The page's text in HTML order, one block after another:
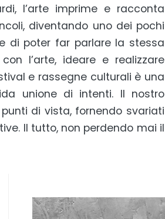
l’arte imprime e racconta
diventando uno dei pochi
di poter far parlare la stessa
l’arte, ideare e realizzare
e rassegne culturali è una
unione di intenti. Il nostro
di vista, fornendo svariati
Il tutto, non perdendo mai il